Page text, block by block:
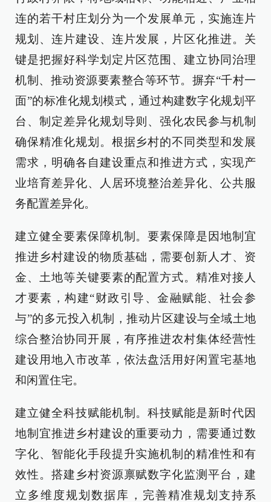
连的若干村庄划分为一个发展单元，实施连片
规划、连片建设、连片发展，片区化推进。关
键是把握好科学划定片区范围、建立协同治理
机制、推动资源要素整合等环节。摒弃“千村一
面”的标准化规划模式，通过构建数字化规划平
台、制定差异化规划导则、强化农民参与机制
确保精准化规划。根据乡村的不同类型和发展
需求，明确各自建设重点和推进方式，实现产
业培育差异化、人居环境整治差异化、公共服
务配置差异化。
建立健全要素保障机制。要素保障是因地制宜
推进乡村建设的物质基础，需要创新人才、资
金、土地等关键要素的配置方式。精准对接人
才要素，构建“财政引导、金融赋能、社会参
与”的多元投入机制，推动片区建设与全域土地
综合整治协同开展，有序推进农村集体经营性
建设用地入市改革，依法盘活用好闲置宅基地
和闲置住宅。
建立健全科技赋能机制。科技赋能是新时代因
地制宜推进乡村建设的重要动力，需要通过数
字化、智能化手段提升实施机制的精准性和有
效性。搭建乡村资源禀赋数字化监测平台，建
立多维度规划数据库，完善精准规划支持系